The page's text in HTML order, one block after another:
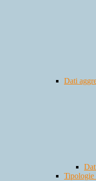
Dati
Tipologie